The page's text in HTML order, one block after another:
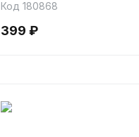
Код 180868
399 ₽